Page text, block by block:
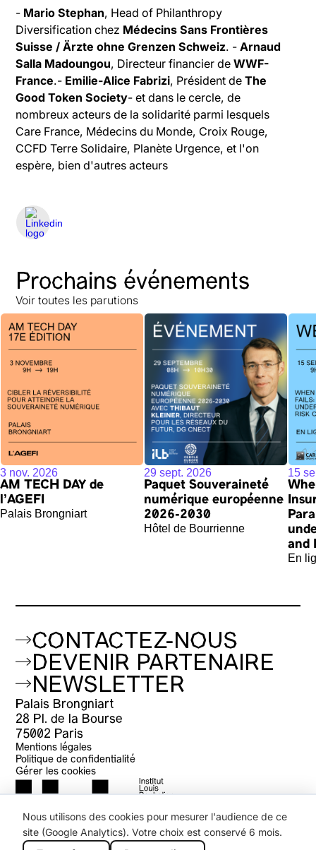
- Mario Stephan, Head of Philanthropy
Diversification chez Médecins Sans Frontières
Suisse / Ärzte ohne Grenzen Schweiz. -Arnaud
Salla Madoungou, Directeur financier deWWF-
France.- Emilie-Alice Fabrizi, Président deThe
Good Token Society- et dans le cercle, de
nombreux acteurs de la solidarité parmi lesquels
Care France, Médecins du Monde, Croix Rouge,
CCFD Terre Solidaire, Planète Urgence, et l'on
espère, bien d'autres acteurs
Prochains événements
Voir toutes les parutions
3 nov. 2026
AM TECH DAY de
l'AGEFI
Palais Brongniart
29 sept. 2026
Paquet Souveraineté
numérique européenne
2026-2030
Hôtel de Bourrienne
15
and
En
CONTACTEZ-NOUS
DEVENIR PARTENAIRE
NEWSLETTER
Palais Brongniart
28 Pl. de la Bourse
75002 Paris
Mentions légales
Politique de confidentialité
Gérer les cookies
Nous utilisons des cookies pour mesurer l'audience de ce
site (Google Analytics). Votre choix est conservé 6 mois.